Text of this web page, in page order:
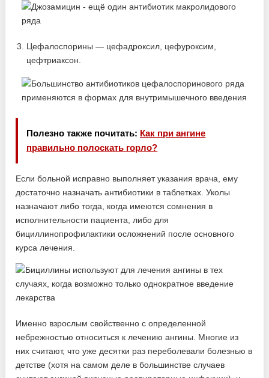
Цефалоспорины — цефадроксил, цефуроксим,
цефтриаксон.
Полезно также почитать: Как при ангине
правильно полоскать горло?
Если больной исправно выполняет указания врача, ему
достаточно назначать антибиотики в таблетках. Уколы
назначают либо тогда, когда имеются сомнения в
исполнительности пациента, либо для
бициллинопрофилактики осложнений после основного
курса лечения.
Именно взрослым свойственно с определенной
небрежностью относиться к лечению ангины. Многие из
них считают, что уже десятки раз переболевали болезнью в
детстве (хотя на самом деле в большинстве случаев